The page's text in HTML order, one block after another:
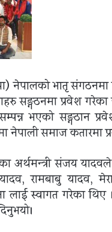
नेपालको भातृ
सङ्गठनमा प्रवेश
भएको सङ्गठान
नेपाली समाज कतारमा
अर्थमन्त्री संजय
रामबाबु यादव,
स्वागत गरेका थिए ।